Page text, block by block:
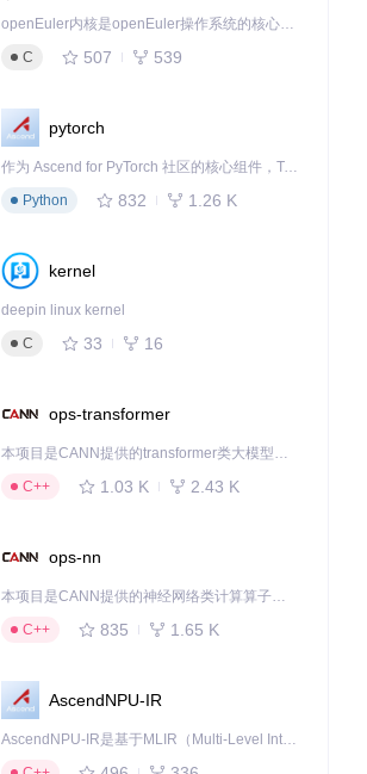
openEuler内核是openEuler操作系统的核心，既是系统性能与稳定性的基石，也是连接处理器、设备与服务的桥梁。
C
507 539
pytorch
作为 Ascend for PyTorch 社区的核心组件，TorchNPU 是昇腾专为 PyTorch 打造的深度学习适配插件，使 PyTorch 框架能够直接调用昇腾 NPU，为开发者提供昇腾 AI 处理器的超强算力。
Python
832 1.26 K
kernel
deepin linux kernel
C
33 16
ops-transformer
本项目是CANN提供的transformer类大模型算子库，实现网络在NPU上加速计算。
C++
1.03 K 2.43 K
ops-nn
本项目是CANN提供的神经网络类计算算子库，实现网络在NPU上加速计算。
C++
835 1.65 K
AscendNPU-IR
AscendNPU-IR是基于MLIR（Multi-Level Intermediate Representation）构建的，面向昇腾亲和算子编译时使用的中间表示，提供昇腾完备表达能力，通过编译优化提升昇腾AI处理器计算效率，支持通过生态框架使能昇腾AI处理器与深度调优